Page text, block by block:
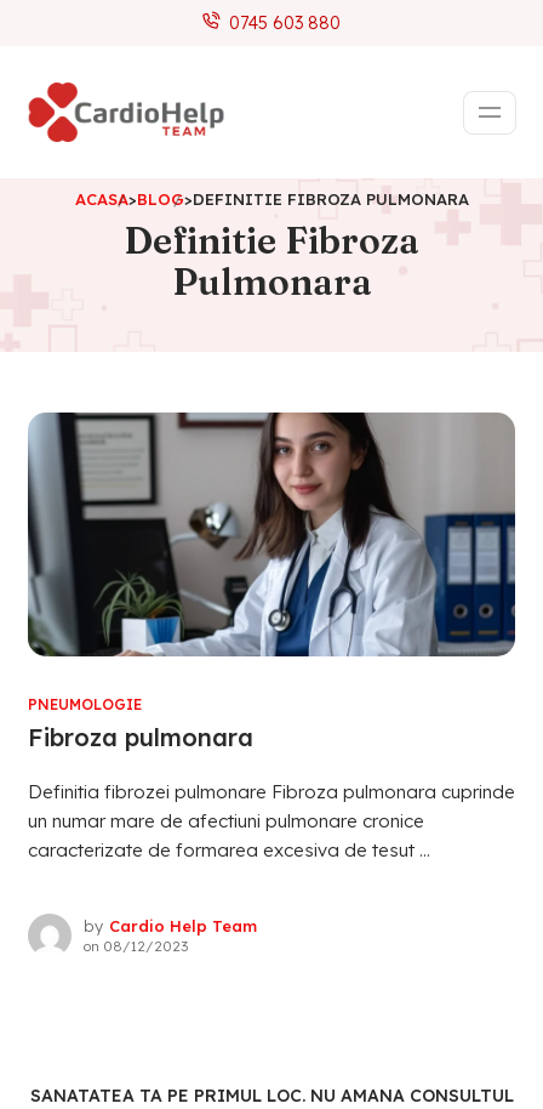
0745 603 880
ACASA>BLOG>DEFINITIE FIBROZA PULMONARA
Definitie Fibroza
Pulmonara
PNEUMOLOGIE
Fibroza pulmonara
Definitia fibrozei pulmonare Fibroza pulmonara cuprinde
un numar mare de afectiuni pulmonare cronice
caracterizate de formarea excesiva de tesut ...
by Cardio Help Team
on 08/12/2023
SANATATEA TA PE PRIMUL LOC. NU AMANA CONSULTUL